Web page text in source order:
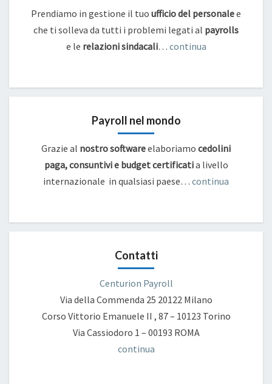
Prendiamo in gestione il tuo ufficio del personalee
che ti solleva da tutti i problemi legati al payrolls
e le relazioni sindacali… continua
Payroll nel mondo
Grazie al nostro softwareelaboriamo cedolini
paga, consuntivi e budget certificatia livello
internazionale in qualsiasi paese… continua
Contatti
Centurion Payroll
Via della Commenda 25 20122 Milano
Corso Vittorio Emanuele II , 87 – 10123 Torino
Via Cassiodoro 1 – 00193 ROMA
continua